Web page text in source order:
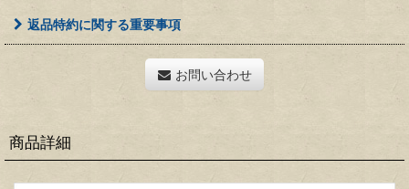
返品特約に関する重要事項
お問い合わせ
商品詳細